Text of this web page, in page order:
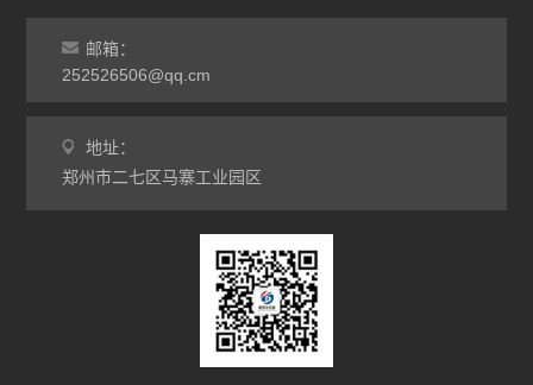
邮箱：
252526506@qq.cm
地址：
郑州市二七区马寨工业园区